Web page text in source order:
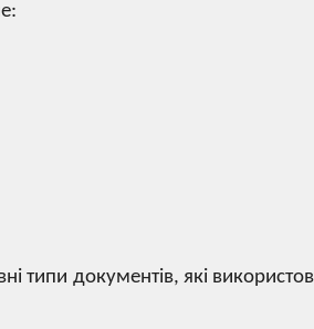
типи документів, які